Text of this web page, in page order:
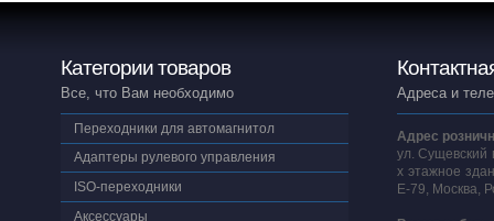
Категории товаров
Все, что Вам необходимо
Переходники для автомагнитол
Адаптеры рулевого управления
ISO-переходники
Аксессуары
Адреса и
Адрес
ул. Сущевский
х этажное
E-79, Москва,